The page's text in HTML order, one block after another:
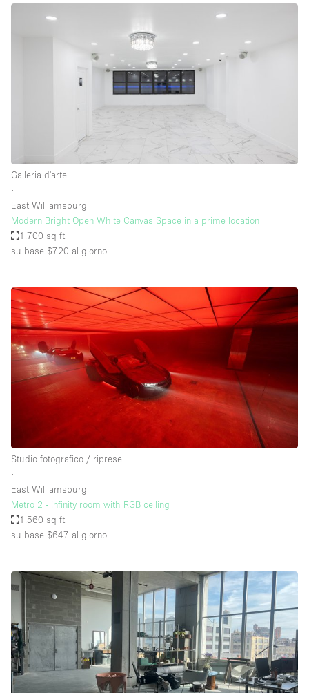
Galleria d'arte
∙
East Williamsburg
Modern Bright Open White Canvas Space in a prime location
1,700 sq ft
su base $720 al giorno
Studio fotografico / riprese
∙
East Williamsburg
Metro 2 - Infinity room with RGB ceiling
1,560 sq ft
su base $647 al giorno